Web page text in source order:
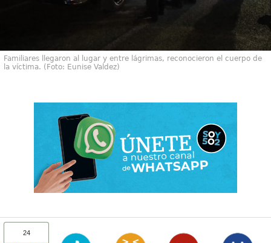
Familiares llegaron al lugar y entre lágrimas, reconocieron el cuerpo de
la víctima. (Foto: Eunise Valdez)
24